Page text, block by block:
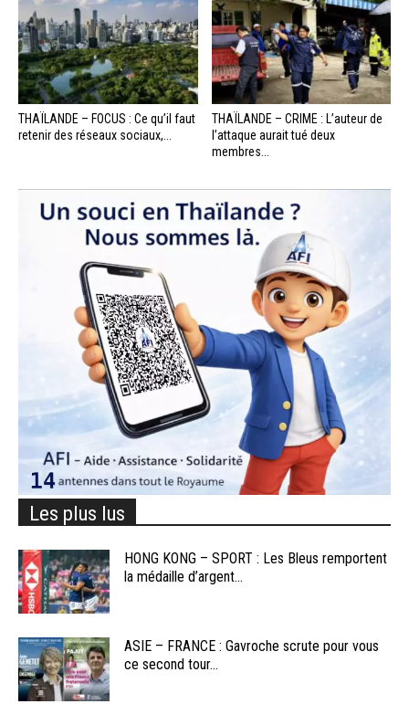
THAÏLANDE – FOCUS : Ce qu’il faut
retenir des réseaux sociaux,...
THAÏLANDE – CRIME : L’auteur de
l’attaque aurait tué deux
membres...
Les plus lus
HONG KONG – SPORT : Les Bleus remportent
la médaille d’argent...
ASIE – FRANCE : Gavroche scrute pour vous
ce second tour...